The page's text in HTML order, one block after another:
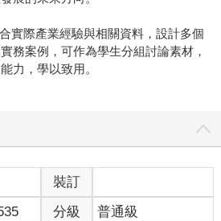
實際產業經驗與相關資料，設計多個
務案例，可作為學生分組討論素材，
力，學以致用。
裝訂
分級 普通級